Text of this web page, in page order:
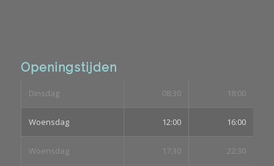
Openingstijden
Dinsdag 08:30 18:00
Woensdag 12:00 16:00
Woensdag 17:30 22:30